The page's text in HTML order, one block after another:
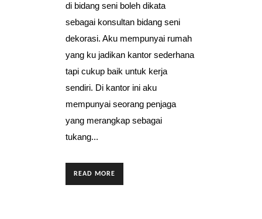
di bidang seni boleh dikata
sebagai konsultan bidang seni
dekorasi. Aku mempunyai rumah
yang ku jadikan kantor sederhana
tapi cukup baik untuk kerja
sendiri. Di kantor ini aku
mempunyai seorang penjaga
yang merangkap sebagai
tukang...
READ MORE